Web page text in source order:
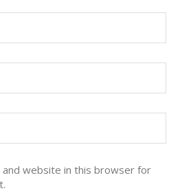
and website in this browser for